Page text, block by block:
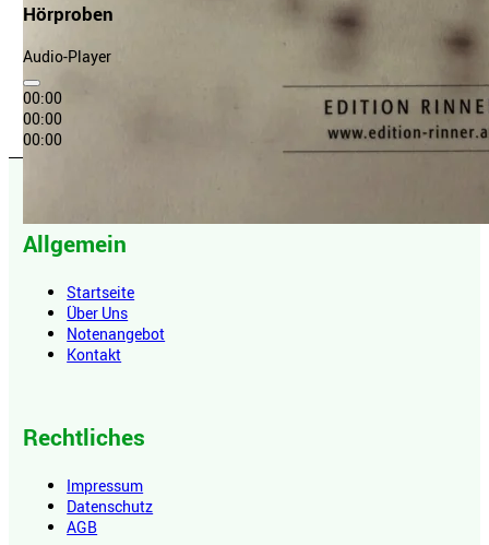
Hörproben
Audio-Player
00:00
00:00
00:00
Allgemein
Startseite
Über Uns
Notenangebot
Kontakt
Rechtliches
Impressum
Datenschutz
AGB